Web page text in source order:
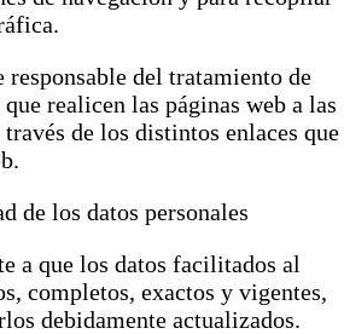
responsable del tratamiento de
realicen las páginas web a las
través de los distintos enlaces que
de los datos personales
a que los datos facilitados al
completos, exactos y vigentes,
debidamente actualizados.